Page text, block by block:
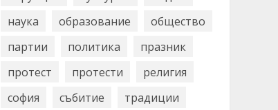
наука
образование
общество
партии
политика
празник
протест
протести
религия
софия
събитие традиции